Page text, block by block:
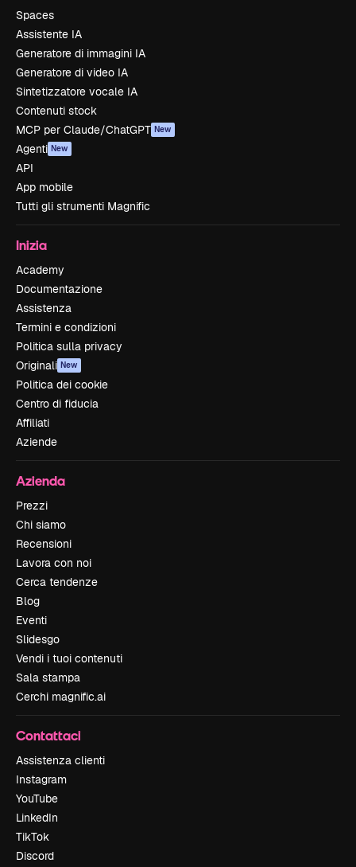
Spaces
Assistente IA
Generatore di immagini IA
Generatore di video IA
Sintetizzatore vocale IA
Contenuti stock
MCP per Claude/ChatGPT New
Agenti New
API
App mobile
Tutti gli strumenti Magnific
Inizia
Academy
Documentazione
Assistenza
Termini e condizioni
Politica sulla privacy
Originali New
Politica dei cookie
Centro di fiducia
Affiliati
Aziende
Azienda
Prezzi
Chi siamo
Recensioni
Lavora con noi
Cerca tendenze
Blog
Eventi
Slidesgo
Vendi i tuoi contenuti
Sala stampa
Cerchi magnific.ai
Contattaci
Assistenza clienti
Instagram
YouTube
LinkedIn
TikTok
Discord